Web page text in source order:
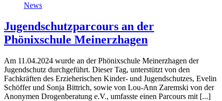
News
Jugendschutzparcours an der
Phönixschule Meinerzhagen
Am 11.04.2024 wurde an der Phönixschule Meinerzhagen der
Jugendschutz durchgeführt. Dieser Tag, unterstützt von den
Fachkräften des Erzieherischen Kinder- und Jugendschutzes, Evelin
Schöffer und Sonja Bittrich, sowie von Lou-Ann Zaremski von der
Anonymen Drogenberatung e.V., umfasste einen Parcours mit [...]